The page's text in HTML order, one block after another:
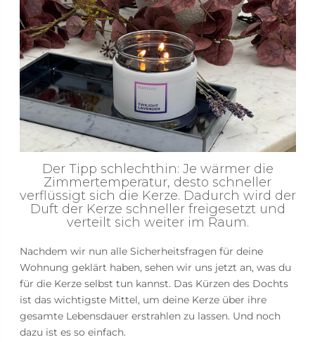
Der Tipp schlechthin: Je wärmer die
Zimmertemperatur, desto schneller
verflüssigt sich die Kerze. Dadurch wird der
Duft der Kerze schneller freigesetzt und
verteilt sich weiter im Raum.
Nachdem wir nun alle Sicherheitsfragen für deine
Wohnung geklärt haben, sehen wir uns jetzt an, was du
für die Kerze selbst tun kannst. Das Kürzen des Dochts
ist das wichtigste Mittel, um deine Kerze über ihre
gesamte Lebensdauer erstrahlen zu lassen. Und noch
dazu ist es so einfach.